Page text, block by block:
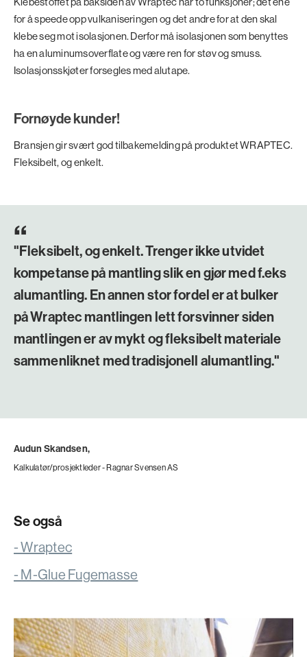
for å speede opp vulkaniseringen og det andre for at den skal
klebe seg mot isolasjonen. Derfor må isolasjonen som benyttes
ha en aluminumsoverflate og være ren for støv og smuss.
Isolasjonsskjøter forsegles med alutape.
Fornøyde kunder!
Bransjen gir svært god tilbakemelding på produktet WRAPTEC.
Fleksibelt, og enkelt.
"Fleksibelt, og enkelt. Trenger ikke utvidet
kompetanse på mantling slik en gjør med f.eks
alumantling. En annen stor fordel er at bulker
på Wraptec mantlingen lett forsvinner siden
mantlingen er av mykt og fleksibelt materiale
sammenliknet med tradisjonell alumantling."
Audun Skandsen,
Kalkulatør/prosjektleder - Ragnar Svensen AS
Se også
- Wraptec
- M-Glue Fugemasse